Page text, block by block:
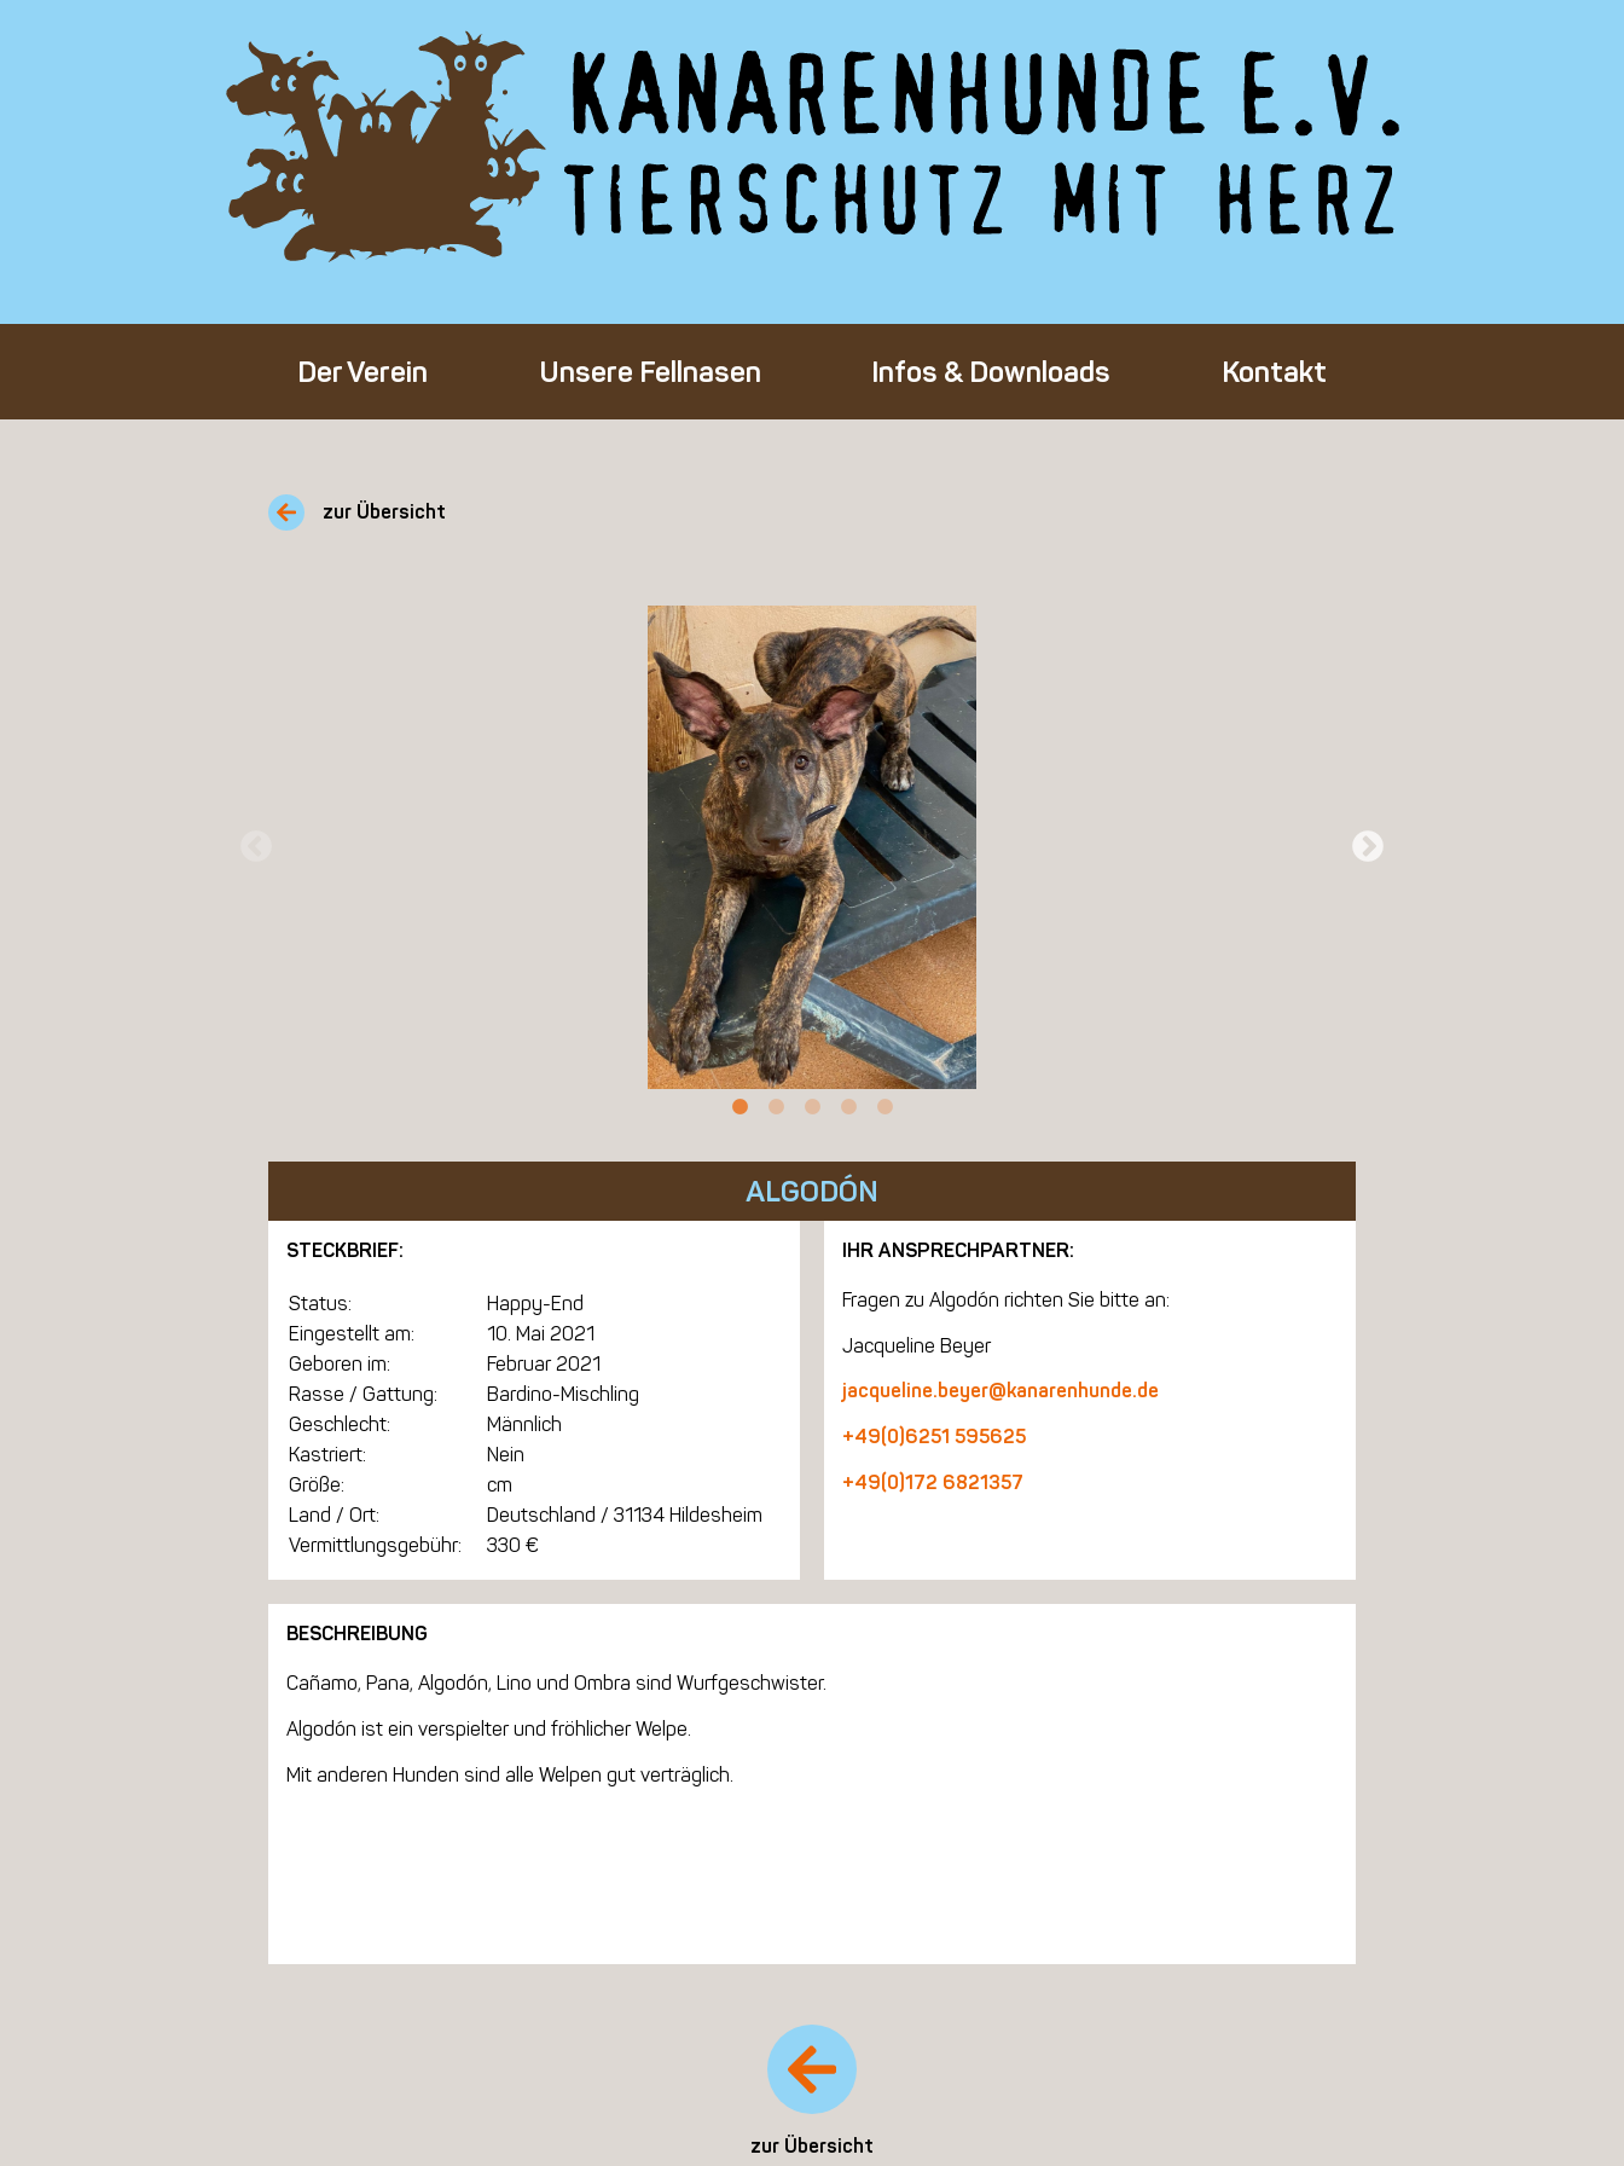
Der Verein
Über den Verein
Unser Team
Unsere Fellnasen
Alle Hunde
Infos & Downloads
Adoption eines Tieres
Pflegestelle
Mitgliedschaft
Spenden
Kontakt
zur Übersicht
ALGODÓN
STECKBRIEF:
Status:
Happy-End
Eingestellt am:
10. Mai 2021
Geboren im:
Februar 2021
Rasse / Gattung:
Bardino-Mischling
Geschlecht:
Männlich
Kastriert:
Nein
Größe:
cm
Land / Ort:
Deutschland / 31134 Hildesheim
Vermittlungsgebühr:
330 €
IHR ANSPRECHPARTNER:
Fragen zu Algodón richten Sie bitte an:
Jacqueline Beyer
jacqueline.beyer@kanarenhunde.de
+49(0)6251 595625
+49(0)172 6821357
BESCHREIBUNG
Cañamo, Pana, Algodón, Lino und Ombra sind Wurfgeschwister.
Algodón ist ein verspielter und fröhlicher Welpe.
Mit anderen Hunden sind alle Welpen gut verträglich.
zur Übersicht